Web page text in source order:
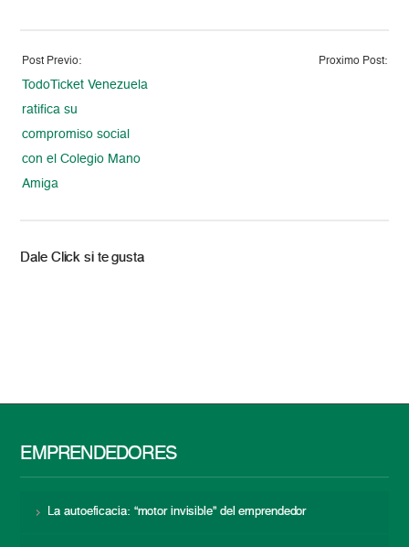
Post Previo:
TodoTicket Venezuela
ratifica su
compromiso social
con el Colegio Mano
Amiga
Proximo Post:
Dale Click si te gusta
EMPRENDEDORES
La autoeficacia: “motor invisible” del emprendedor